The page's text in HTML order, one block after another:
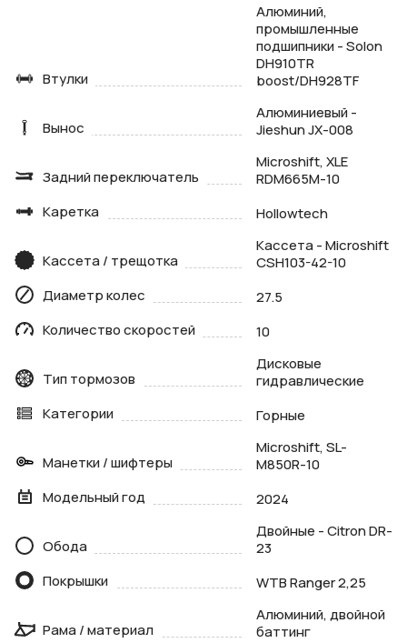
Втулки
Алюминий,
промышленные
подшипники - Solon
DH910TR
boost/DH928TF
Вынос
Алюминиевый -
Jieshun JX-008
Задний переключатель
Microshift, XLE
RDM665M-10
Каретка
Hollowtech
Кассета / трещотка
Кассета - Microshift
CSH103-42-10
Диаметр колес
27.5
Количество скоростей
10
Тип тормозов
Дисковые
гидравлические
Категории
Горные
Манетки / шифтеры
Microshift, SL-
M850R-10
Модельный год
2024
Обода
Двойные - Citron DR-
23
Покрышки
WTB Ranger 2,25
Рама / материал
Алюминий, двойной
баттинг